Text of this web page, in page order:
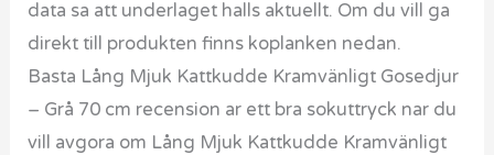
data sa att underlaget halls aktuellt. Om du vill ga
direkt till produkten finns koplanken nedan.
Basta Lång Mjuk Kattkudde Kramvänligt Gosedjur
– Grå 70 cm recension ar ett bra sokuttryck nar du
vill avgora om Lång Mjuk Kattkudde Kramvänligt